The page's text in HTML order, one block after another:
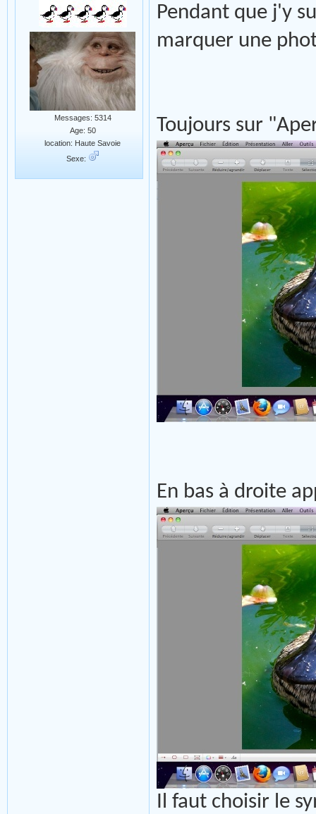
Messages: 5314
Age: 50
location: Haute Savoie
Sexe:
Pendant que j'y
marquer une
Toujours sur
En bas à droite
Il faut choisir le